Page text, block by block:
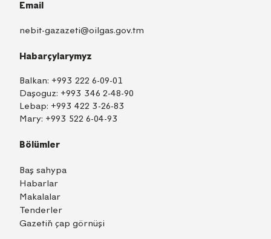
Email
nebit-gazazeti@oilgas.gov.tm
Habarçylarymyz
Balkan: +993 222 6-09-01
Daşoguz: +993 346 2-48-90
Lebap: +993 422 3-26-83
Mary: +993 522 6-04-93
Bölümler
Baş sahypa
Habarlar
Makalalar
Tenderler
Gazetiň çap görnüşi